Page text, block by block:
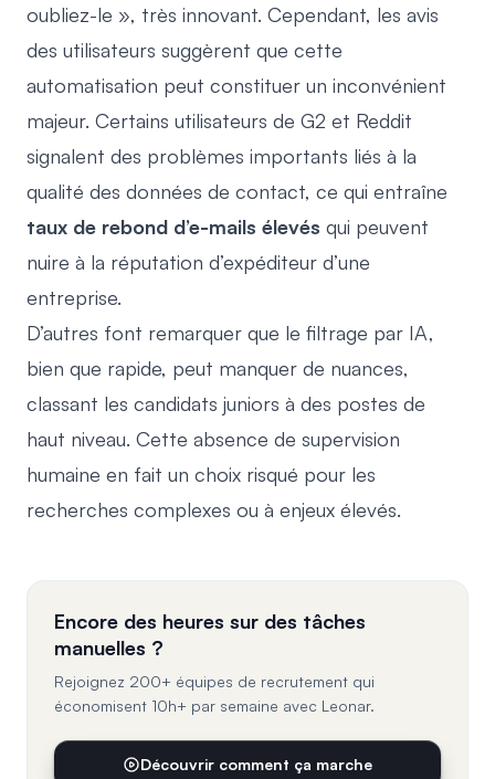
oubliez-le », très innovant. Cependant, les avis
des utilisateurs suggèrent que cette
automatisation peut constituer un inconvénient
majeur. Certains utilisateurs de G2 et Reddit
signalent des problèmes importants liés à la
qualité des données de contact, ce qui entraîne
taux de rebond d’e-mails élevés qui peuvent
nuire à la réputation d’expéditeur d’une
entreprise.
D’autres font remarquer que le filtrage par IA,
bien que rapide, peut manquer de nuances,
classant les candidats juniors à des postes de
haut niveau. Cette absence de supervision
humaine en fait un choix risqué pour les
recherches complexes ou à enjeux élevés.
Encore des heures sur des tâches
manuelles ?
Rejoignez 200+ équipes de recrutement qui
économisent 10h+ par semaine avec Leonar.
Découvrir comment ça marche